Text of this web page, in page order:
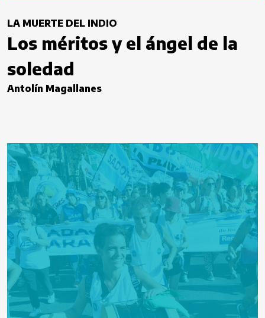
LA MUERTE DEL INDIO
Los méritos y el ángel de la
soledad
Antolín Magallanes